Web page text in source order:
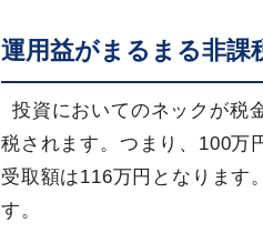
運用益がまるまる非課
投資においてのネックが税
税されます。つまり、100万
受取額は116万円となります
す。